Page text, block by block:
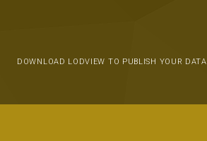
DOWNLOAD LODVIEW TO PUBLISH YOUR DATA